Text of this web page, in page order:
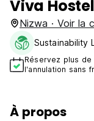
Viva
Nizwa · Voir la
Sustainability
Réservez plus
l'annulation sans
À propos